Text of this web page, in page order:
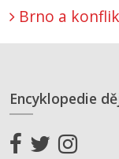
Brno a
Encyklopedie